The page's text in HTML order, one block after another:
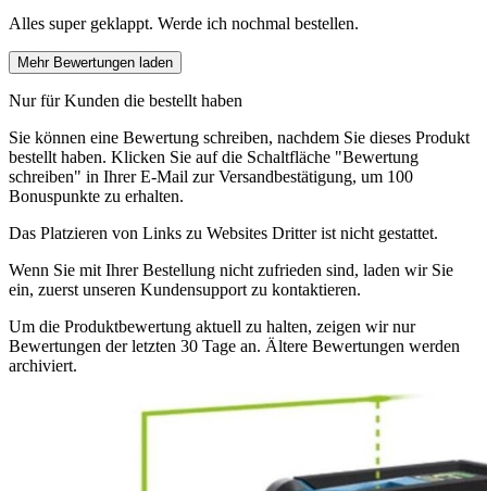
Alles super geklappt. Werde ich nochmal bestellen.
Mehr Bewertungen laden
Nur für Kunden die bestellt haben
Sie können eine Bewertung schreiben, nachdem Sie dieses Produkt
bestellt haben. Klicken Sie auf die Schaltfläche "Bewertung
schreiben" in Ihrer E-Mail zur Versandbestätigung, um 100
Bonuspunkte zu erhalten.
Das Platzieren von Links zu Websites Dritter ist nicht gestattet.
Wenn Sie mit Ihrer Bestellung nicht zufrieden sind, laden wir Sie
ein, zuerst unseren Kundensupport zu kontaktieren.
Um die Produktbewertung aktuell zu halten, zeigen wir nur
Bewertungen der letzten 30 Tage an. Ältere Bewertungen werden
archiviert.